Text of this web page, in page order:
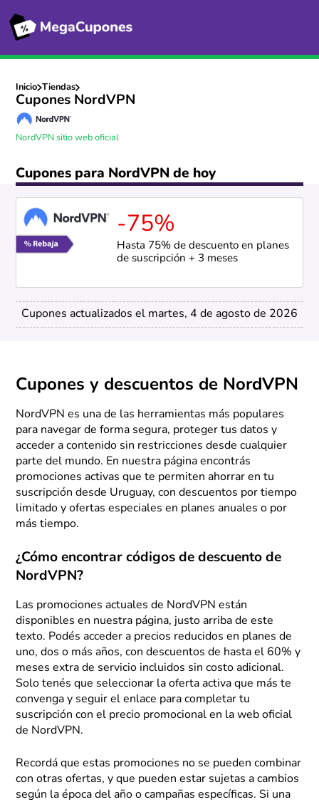
Inicio Tiendas
Cupones NordVPN
NordVPN sitio web oficial
Cupones para NordVPN de hoy
-75%
Hasta 75% de descuento en planes
de suscripción + 3 meses
Cupones actualizados el martes, 4 de agosto de 2026
Cupones y descuentos de NordVPN
NordVPN es una de las herramientas más populares
para navegar de forma segura, proteger tus datos y
acceder a contenido sin restricciones desde cualquier
parte del mundo. En nuestra página encontrás
promociones activas que te permiten ahorrar en tu
suscripción desde Uruguay, con descuentos por tiempo
limitado y ofertas especiales en planes anuales o por
más tiempo.
¿Cómo encontrar códigos de descuento de
NordVPN?
Las promociones actuales de NordVPN están
disponibles en nuestra página, justo arriba de este
texto. Podés acceder a precios reducidos en planes de
uno, dos o más años, con descuentos de hasta el 60% y
meses extra de servicio incluidos sin costo adicional.
Solo tenés que seleccionar la oferta activa que más te
convenga y seguir el enlace para completar tu
suscripción con el precio promocional en la web oficial
de NordVPN.
Recordá que estas promociones no se pueden combinar
con otras ofertas, y que pueden estar sujetas a cambios
según la época del año o campañas específicas. Si una